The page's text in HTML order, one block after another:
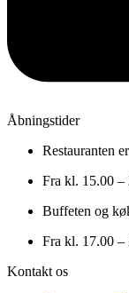
Åbningstider
Restauranten
Fra kl. 15.00 –
Buffeten og
Fra kl. 17.00 –
Kontakt os